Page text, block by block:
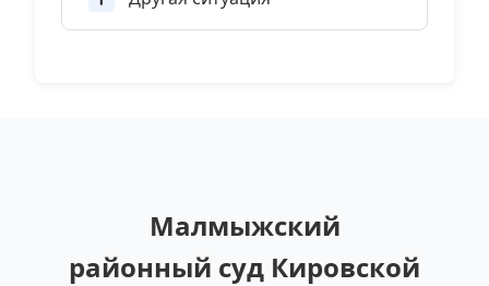
Малмыжский
районный суд Кировской